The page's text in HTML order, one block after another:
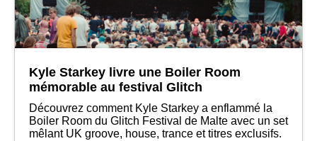
Kyle Starkey livre une Boiler Room
mémorable au festival Glitch
Découvrez comment Kyle Starkey a enflammé la
Boiler Room du Glitch Festival de Malte avec un set
mêlant UK groove, house, trance et titres exclusifs.